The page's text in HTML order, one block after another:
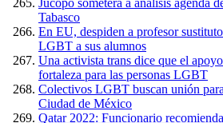
Jucopo someterá a análisis agenda
Tabasco
En EU, despiden a profesor
LGBT a sus alumnos
Una activista trans dice que el
fortaleza para las personas LGBT
Colectivos LGBT buscan unión
Ciudad de México
Qatar 2022: Funcionario